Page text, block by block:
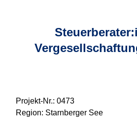
Projekt-Nr.: 0473
Region: Starnberger See